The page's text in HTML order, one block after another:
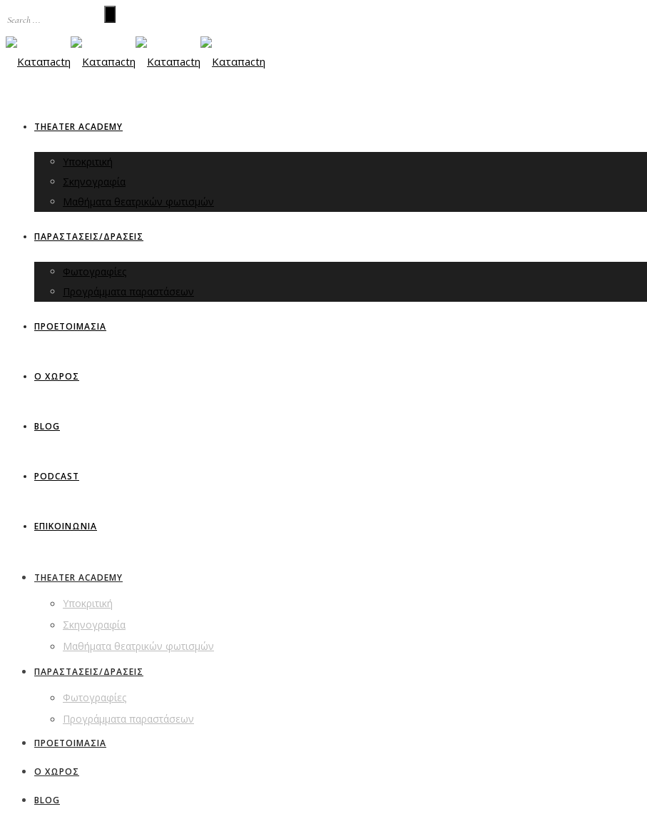
THEATER ACADEMY
Υποκριτική
Σκηνογραφία
Μαθήματα θεατρικών φωτισμών
ΠΑΡΑΣΤΑΣΕΙΣ/ΔΡΑΣΕΙΣ
Φωτογραφίες
Προγράμματα παραστάσεων
ΠΡΟΕΤΟΙΜΑΣΙΑ
Ο ΧΩΡΟΣ
BLOG
PODCAST
ΕΠΙΚΟΙΝΩΝΙΑ
THEATER ACADEMY
Υποκριτική
Σκηνογραφία
Μαθήματα θεατρικών φωτισμών
ΠΑΡΑΣΤΑΣΕΙΣ/ΔΡΑΣΕΙΣ
Φωτογραφίες
Προγράμματα παραστάσεων
ΠΡΟΕΤΟΙΜΑΣΙΑ
Ο ΧΩΡΟΣ
BLOG